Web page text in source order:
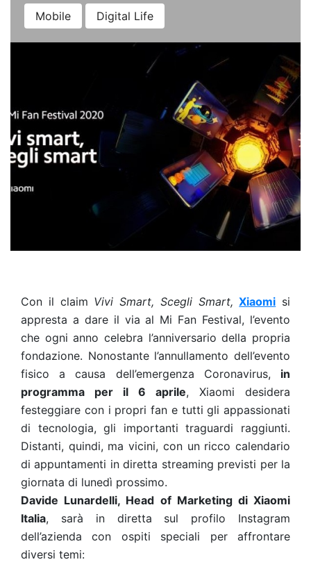
Mobile Digital Life
Con il claim Vivi Smart, Scegli Smart, Xiaomi si
appresta a dare il via al Mi Fan Festival, l’evento
che ogni anno celebra l’anniversario della propria
fondazione. Nonostante l’annullamento dell’evento
fisico a causa dell’emergenza Coronavirus, in
programma per il 6 aprile, Xiaomi desidera
festeggiare con i propri fan e tutti gli appassionati
di tecnologia, gli importanti traguardi raggiunti.
Distanti, quindi, ma vicini, con un ricco calendario
di appuntamenti in diretta streaming previsti per la
giornata di lunedì prossimo.
Davide Lunardelli, Head of Marketing di Xiaomi
Italia, sarà in diretta sul profilo Instagram
dell’azienda con ospiti speciali per affrontare
diversi temi: